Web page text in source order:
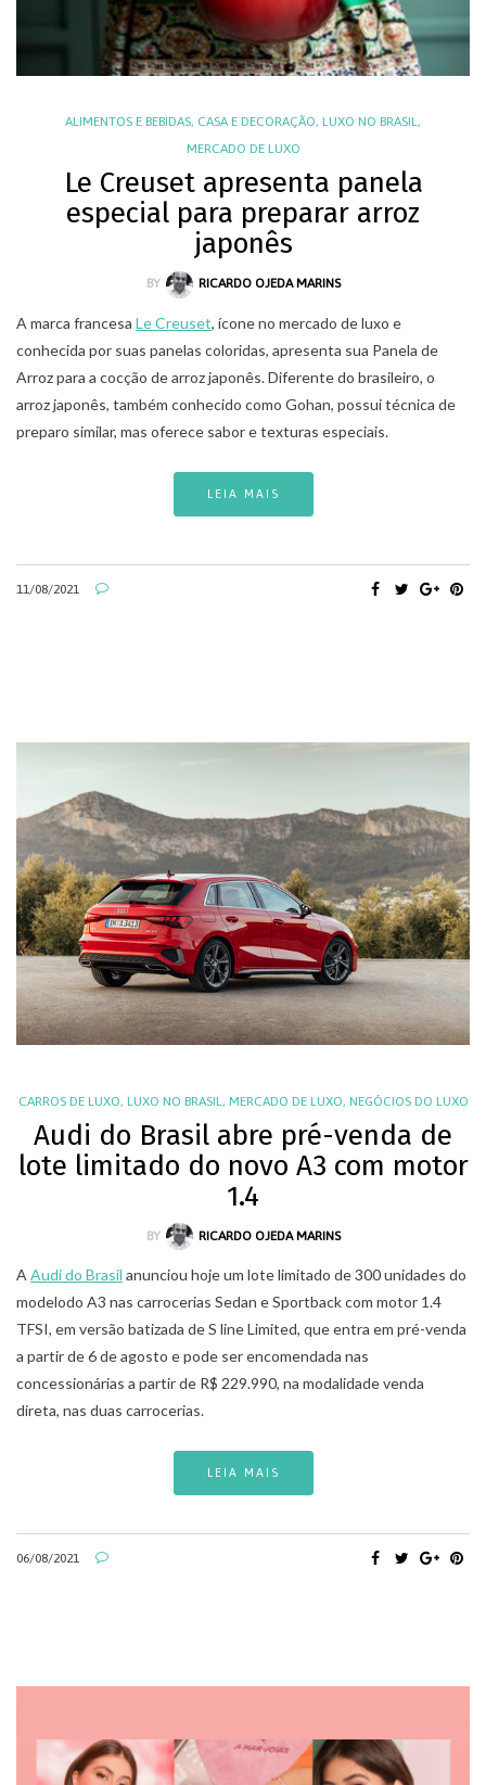
ALIMENTOS E BEBIDAS, CASA E DECORAÇÃO, LUXO NO BRASIL,
MERCADO DE LUXO
Le Creuset apresenta panela
especial para preparar arroz
japonês
BY RICARDO OJEDA MARINS
A marca francesa Le Creuset, ícone no mercado de luxo e
conhecida por suas panelas coloridas, apresenta sua Panela de
Arroz para a cocção de arroz japonês. Diferente do brasileiro, o
arroz japonês, também conhecido como Gohan, possui técnica de
preparo similar, mas oferece sabor e texturas especiais.
LEIA MAIS
11/08/2021
CARROS DE LUXO, LUXO NO BRASIL , MERCADO DE LUXO, NEGÓCIOS DO LUXO
Audi do Brasil abre pré-venda de
lote limitado do novo A3 com motor
1.4
BY RICARDO OJEDA MARINS
A Audi do Brasil anunciou hoje um lote limitado de 300 unidades do
modelodo A3 nas carrocerias Sedan e Sportback com motor 1.4
TFSI, em versão batizada de S line Limited, que entra em pré-venda
a partir de 6 de agosto e pode ser encomendada nas
concessionárias a partir de R$ 229.990, na modalidade venda
direta, nas duas carrocerias.
LEIA MAIS
06/08/2021